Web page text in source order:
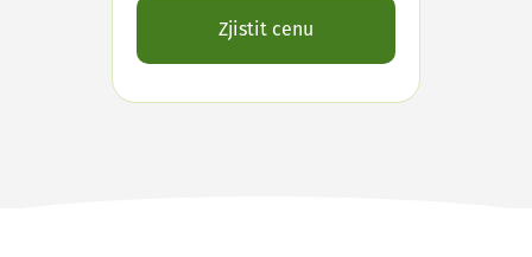
Zjistit cenu